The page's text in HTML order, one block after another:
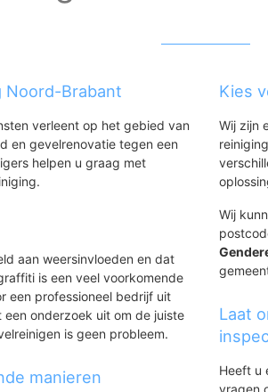
Noord-Brabant
verleent op het gebied van
en gevelrenovatie tegen een
helpen u graag met
aan weersinvloeden en dat
is een veel voorkomende
een professioneel bedrijf uit
onderzoek uit om de juiste
is geen probleem.
manieren
Kies
Wij zijn
Wij
Laat
Heeft u